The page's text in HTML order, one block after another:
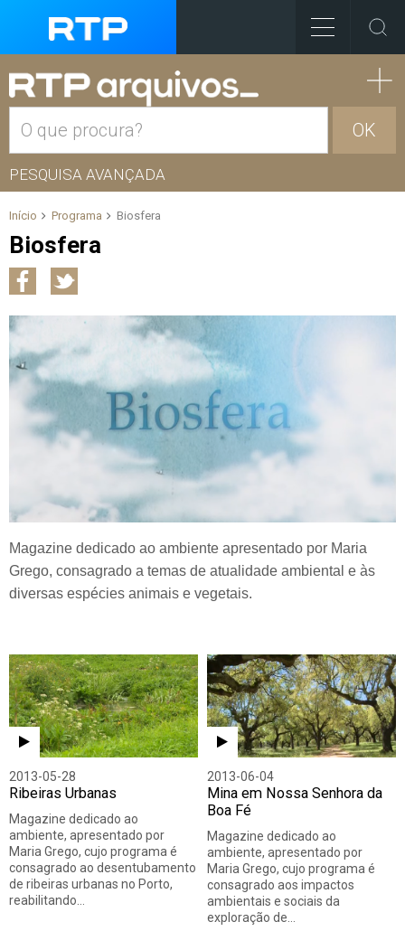
OK
PESQUISA AVANÇADA
Início Programa Biosfera
Biosfera
Magazine dedicado ao ambiente apresentado por Maria
Grego, consagrado a temas de atualidade ambiental e às
diversas espécies animais e vegetais.
2013-05-28
Ribeiras Urbanas
Magazine dedicado ao
ambiente, apresentado por
Maria Grego, cujo programa é
consagrado ao desentubamento
de ribeiras urbanas no Porto,
reabilitando…
2013-06-04
Mina em Nossa Senhora da
Boa Fé
Magazine dedicado ao
ambiente, apresentado por
Maria Grego, cujo programa é
consagrado aos impactos
ambientais e sociais da
exploração de…